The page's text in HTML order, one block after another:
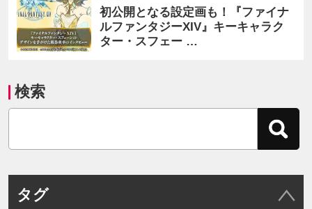
初公開となる設定画も！『ファイナ
ルファンタジーXIV』キーキャラク
ター・スフェー …
検索
タグ